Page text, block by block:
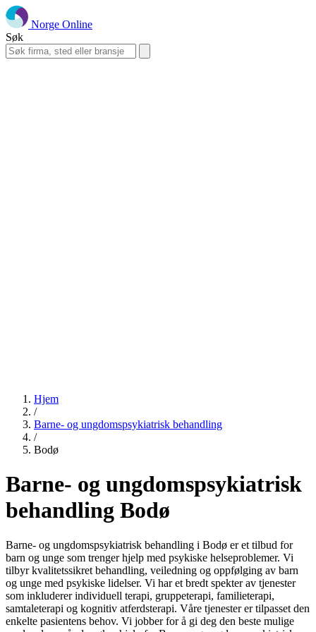
Norge Online
Søk
Hjem
/
Barne- og ungdomspsykiatrisk behandling
/
Bodø
Barne- og ungdomspsykiatrisk
behandling Bodø
Barne- og ungdomspsykiatrisk behandling i Bodø er et tilbud for
barn og unge som trenger hjelp med psykiske helseproblemer. Vi
tilbyr kvalitetssikret behandling, veiledning og oppfølging av barn
og unge med psykiske lidelser. Vi har et bredt spekter av tjenester
som inkluderer individuell terapi, gruppeterapi, familieterapi,
samtaleterapi og kognitiv atferdsterapi. Våre tjenester er tilpasset den
enkelte pasientens behov. Vi jobber for å gi deg den beste mulige